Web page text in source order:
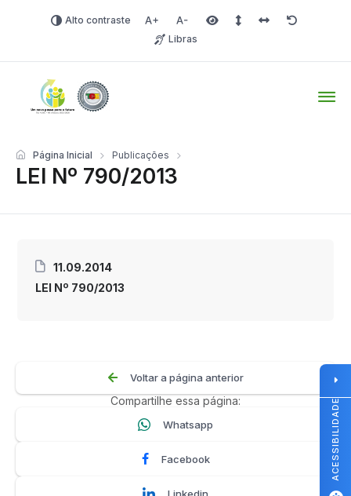
Alto contraste Aumentar fonte
Diminuir fonteÁrea selecionada
Espaçamento de linha
Espaço dos
Redefinir
Libras
LEI Nº 790/2013
Página Inicial Publicações
11.09.2014
LEI Nº 790/2013
Voltar a página anterior
Compartilhe essa página:
Whatsapp
Facebook
Linkedin
ACESSIBILIDADE